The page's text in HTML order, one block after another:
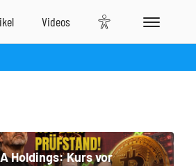
Holdings: Kurs vor